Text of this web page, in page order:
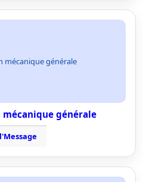
mécanique générale
générale